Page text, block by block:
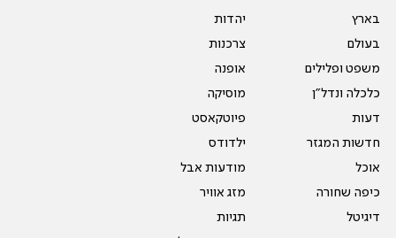
בארץ
בעולם
משפט ופלילים
כלכלה ונדל"ן
דעות
חדשות המגזר
אוכל
כיפה שחורה
דיגיטל
יהדות
צרכנות
אופנה
מוסיקה
פיוטקאסט
ילדודס
מודעות אבל
מזג אוויר
תגיות